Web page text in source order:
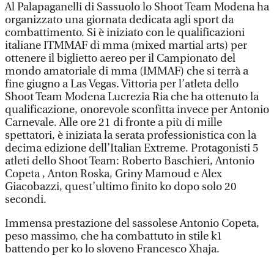
Al Palapaganelli di Sassuolo lo Shoot Team Modena ha
organizzato una giornata dedicata agli sport da
combattimento. Si è iniziato con le qualificazioni
italiane ITMMAF di mma (mixed martial arts) per
ottenere il biglietto aereo per il Campionato del
mondo amatoriale di mma (IMMAF) che si terrà a
fine giugno a Las Vegas. Vittoria per l’atleta dello
Shoot Team Modena Lucrezia Ria che ha ottenuto la
qualificazione, onorevole sconfitta invece per Antonio
Carnevale. Alle ore 21 di fronte a più di mille
spettatori, è iniziata la serata professionistica con la
decima edizione dell’Italian Extreme. Protagonisti 5
atleti dello Shoot Team: Roberto Baschieri, Antonio
Copeta , Anton Roska, Griny Mamoud e Alex
Giacobazzi, quest’ultimo finito ko dopo solo 20
secondi.
Immensa prestazione del sassolese Antonio Copeta,
peso massimo, che ha combattuto in stile k1
battendo per ko lo sloveno Francesco Xhaja.